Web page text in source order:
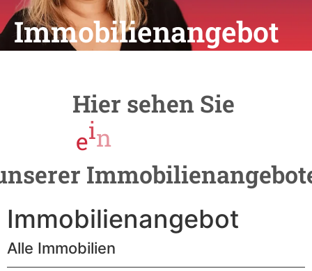
Immobilien­angebot
Hier sehen Sie
ein
Immobilien­angebot
Alle Immobilien